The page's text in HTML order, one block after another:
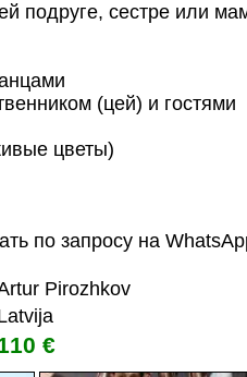
подруге, сестре или
(цей) и гостями
цветы)
по запросу на
Pirozhkov
€